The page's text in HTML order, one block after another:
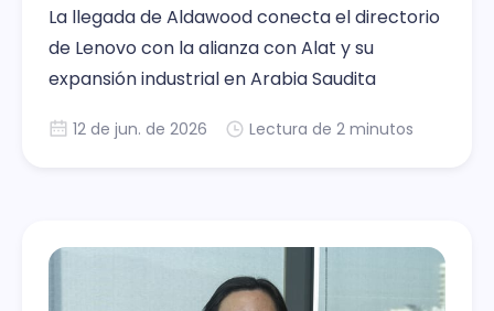
La llegada de Aldawood conecta el directorio
de Lenovo con la alianza con Alat y su
expansión industrial en Arabia Saudita
12 de jun. de 2026 Lectura de 2 minutos